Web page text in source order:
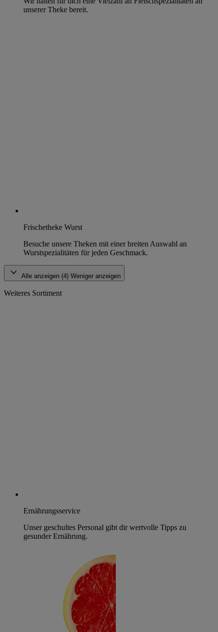
unserer Theke bereit.
Frischetheke Wurst
Besuche unsere Theken mit einer breiten Auswahl an
Wurstspezialitäten für jeden Geschmack.
Alle anzeigen (4) Weniger anzeigen
Weiteres Sortiment
Ernährungsservice
Unser geschultes Personal gibt dir wertvolle Tipps zu
gesunder Ernährung.